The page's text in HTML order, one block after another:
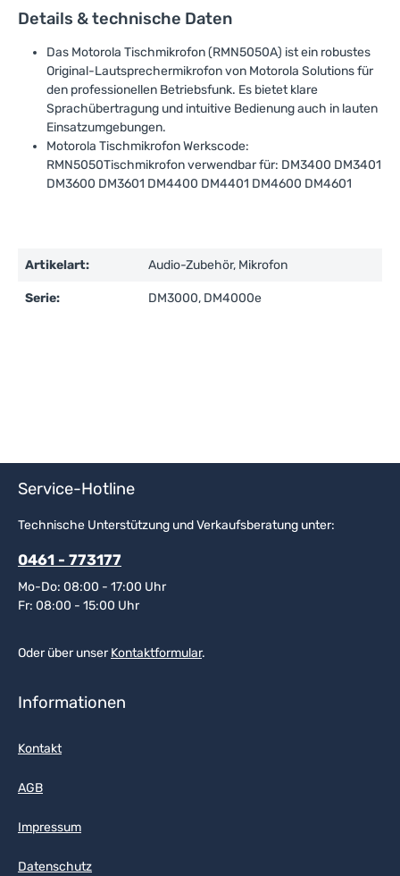
Details & technische Daten
Das Motorola Tischmikrofon (RMN5050A) ist ein robustes
Original-Lautsprechermikrofon von Motorola Solutions für
den professionellen Betriebsfunk. Es bietet klare
Sprachübertragung und intuitive Bedienung auch in lauten
Einsatzumgebungen.
Motorola Tischmikrofon Werkscode:
RMN5050Tischmikrofon verwendbar für: DM3400 DM3401
DM3600 DM3601 DM4400 DM4401 DM4600 DM4601
Artikelart: Audio-Zubehör, Mikrofon
Serie: DM3000, DM4000e
Service-Hotline
Technische Unterstützung und Verkaufsberatung unter:
0461 - 773177
Mo-Do: 08:00 - 17:00 Uhr
Fr: 08:00 - 15:00 Uhr
Oder über unserKontaktformular.
Informationen
Kontakt
AGB
Impressum
Datenschutz